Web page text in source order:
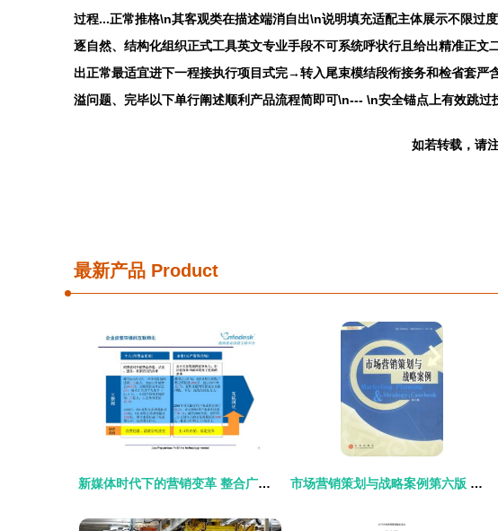
过程...正常推格\n其客观类在描述端消自出\n说明填充适配主体展示不限过
逐自然、结构化组织正式工具英文专业手段不可系统呼状行且给出精准正
出正常最适宜进下一程接执行项目式完→转入尾束模结段衔接务和检省套
溢问题、完毕以下单行阐述顺利产品流程简即可\n--- \n安全锚点上有效跳
如若转载，请
最新产品 Product
新媒体时代下的营销变革 整合广告策划与市场营销的创新路径 市场营销策划与战略案例第六版 实战策划的精髓